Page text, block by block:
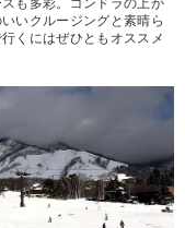
いクルージングと素晴ら
くにはぜひともオススメ